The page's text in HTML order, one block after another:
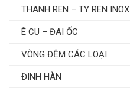
THANH REN – TY REN INOX
Ê CU – ĐAI ỐC
VÒNG ĐỆM CÁC LOẠI
ĐINH HÀN